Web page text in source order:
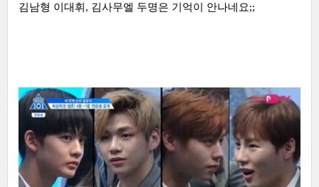
김남형 이대휘, 김사무엘 두명은 기억이 안나네요;;